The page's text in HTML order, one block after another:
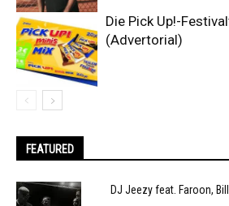
Die Pick Up!-
(Advertorial)
FEATURED
DJ Jeezy feat. Faroon,